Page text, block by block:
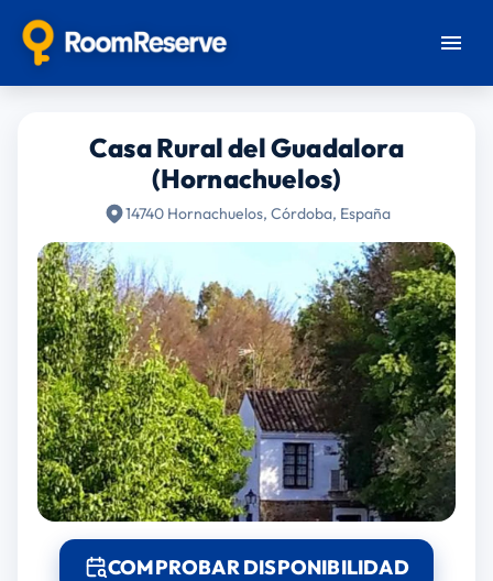
Casa Rural del Guadalora
(Hornachuelos)
14740 Hornachuelos, Córdoba, España
COMPROBAR DISPONIBILIDAD